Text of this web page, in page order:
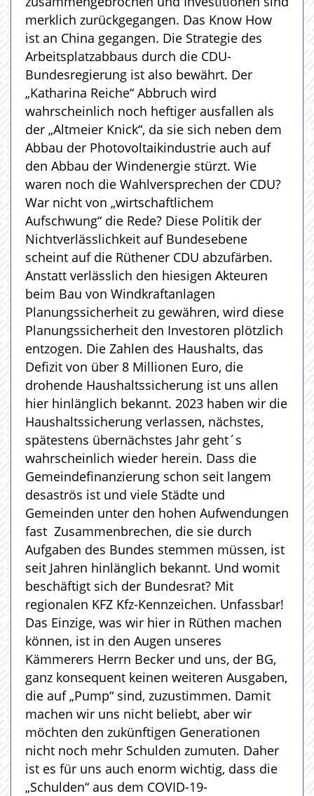
merklich zurückgegangen. Das Know How
ist an China gegangen. Die Strategie des
Arbeitsplatzabbaus durch die CDU-
Bundesregierung ist also bewährt. Der
„Katharina Reiche“ Abbruch wird
wahrscheinlich noch heftiger ausfallen als
der „Altmeier Knick“, da sie sich neben dem
Abbau der Photovoltaikindustrie auch auf
den Abbau der Windenergie stürzt. Wie
waren noch die Wahlversprechen der CDU?
War nicht von „wirtschaftlichem
Aufschwung“ die Rede? Diese Politik der
Nichtverlässlichkeit auf Bundesebene
scheint auf die Rüthener CDU abzufärben.
Anstatt verlässlich den hiesigen Akteuren
beim Bau von Windkraftanlagen
Planungssicherheit zu gewähren, wird diese
Planungssicherheit den Investoren plötzlich
entzogen. Die Zahlen des Haushalts, das
Defizit von über 8 Millionen Euro, die
drohende Haushaltssicherung ist uns allen
hier hinlänglich bekannt. 2023 haben wir die
Haushaltssicherung verlassen, nächstes,
spätestens übernächstes Jahr geht´s
wahrscheinlich wieder herein. Dass die
Gemeindefinanzierung schon seit langem
desaströs ist und viele Städte und
Gemeinden unter den hohen Aufwendungen
fast Zusammenbrechen, die sie durch
Aufgaben des Bundes stemmen müssen, ist
seit Jahren hinlänglich bekannt. Und womit
beschäftigt sich der Bundesrat? Mit
regionalen KFZ Kfz-Kennzeichen. Unfassbar!
Das Einzige, was wir hier in Rüthen machen
können, ist in den Augen unseres
Kämmerers Herrn Becker und uns, der BG,
ganz konsequent keinen weiteren Ausgaben,
die auf „Pump“ sind, zuzustimmen. Damit
machen wir uns nicht beliebt, aber wir
möchten den zukünftigen Generationen
nicht noch mehr Schulden zumuten. Daher
ist es für uns auch enorm wichtig, dass die
„Schulden“ aus dem COVID-19-